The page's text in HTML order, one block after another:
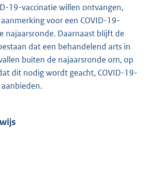
19-vaccinatie willen ontvangen,
voor een COVID-19-
najaarsronde. Daarnaast blijft de
dat een behandelend arts in
buiten de najaarsronde om, op
dit nodig wordt geacht, COVID-19-